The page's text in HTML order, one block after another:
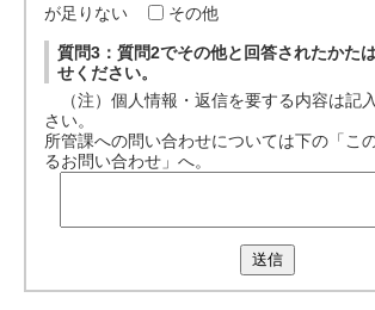
が足りない
その他
質問3：質問2でその他と回答されたかた
せください。
（注）個人情報・返信を要する内容は記
さい。
所管課への問い合わせについては下の「こ
るお問い合わせ」へ。
送信